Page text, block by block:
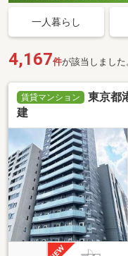
一人暮らし
4,167件が該当しました
賃貸マンション
東京都
建